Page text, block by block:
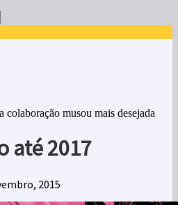
colaboração musou mais desejada
até 2017
2015